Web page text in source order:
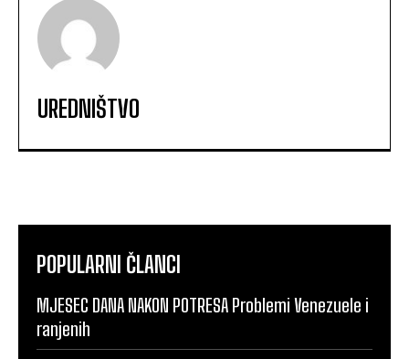
UREDNIŠTVO
POPULARNI ČLANCI
MJESEC DANA NAKON POTRESA Problemi Venezuele i
ranjenih